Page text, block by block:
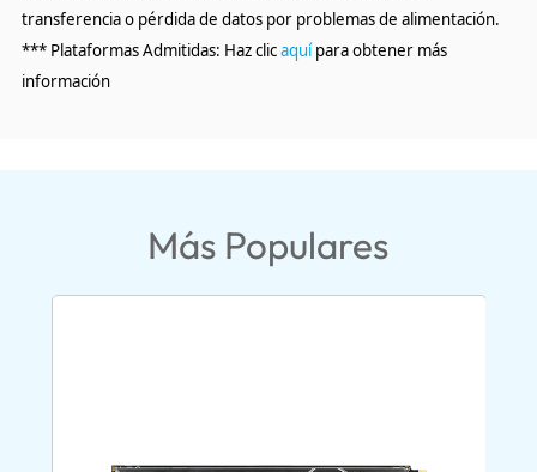
transferencia o pérdida de datos por problemas de alimentación.
*** Plataformas Admitidas: Haz clicaquípara obtener más
información
Más Populares